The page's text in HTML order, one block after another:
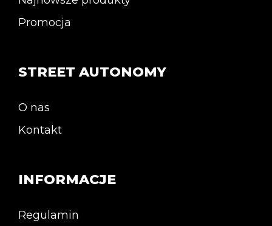
Promocja
STREET AUTONOMY
O nas
Kontakt
INFORMACJE
Regulamin